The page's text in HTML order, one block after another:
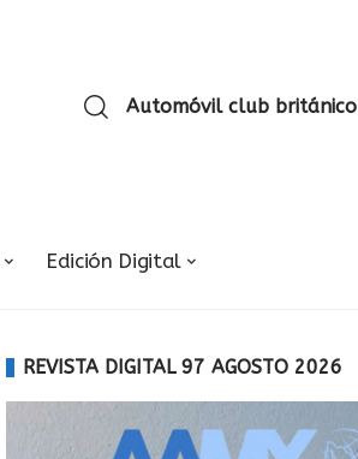
Automóvil club británico
Edición Digital
REVISTA DIGITAL 97 AGOSTO 2026